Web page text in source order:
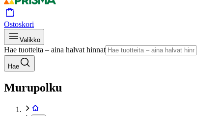
Ostoskori
Valikko
Hae tuotteita – aina halvat hinnat
Hae
Murupolku